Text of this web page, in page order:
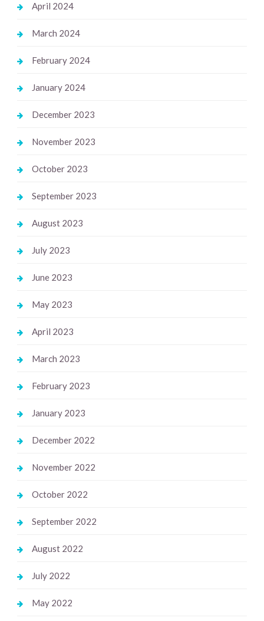
April 2024
March 2024
February 2024
January 2024
December 2023
November 2023
October 2023
September 2023
August 2023
July 2023
June 2023
May 2023
April 2023
March 2023
February 2023
January 2023
December 2022
November 2022
October 2022
September 2022
August 2022
July 2022
May 2022